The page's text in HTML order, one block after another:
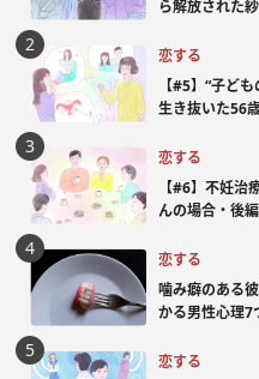
ら解放された
恋する
【#5】“子ど
生き抜いた56
恋する
【#6】不妊
んの場合・後編
恋する
噛み癖のある
かる男性心理7
恋する